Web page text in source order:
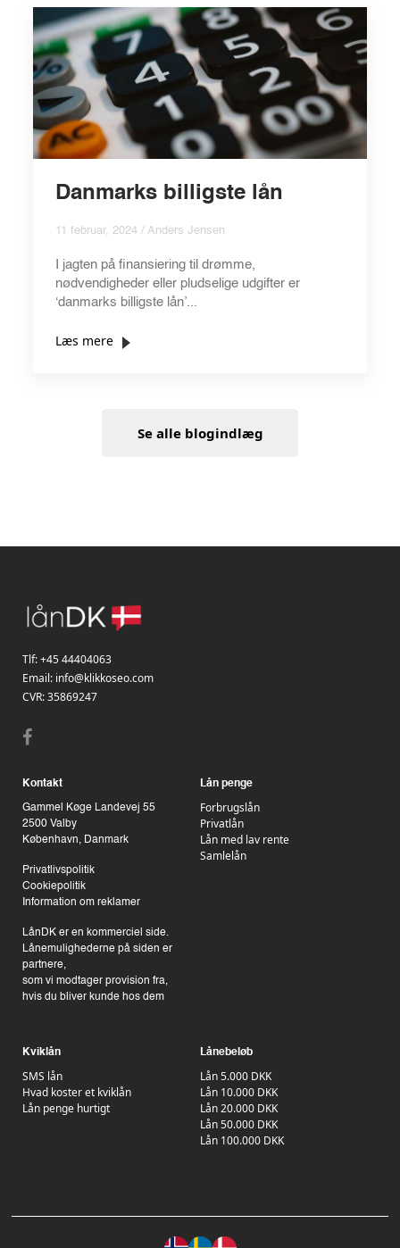
Danmarks billigste lån
11 februar, 2024 / Anders Jensen
I jagten på finansiering til drømme,
nødvendigheder eller pludselige udgifter er
‘danmarks billigste lån’...
Læs mere
Se alle blogindlæg
Tlf:+45 44404063
Email: info@klikkoseo.com
CVR: 35869247
Kontakt
Gammel Køge Landevej 55
2500 Valby
København, Danmark
Privatlivspolitik
Cookiepolitik
Information om reklamer
LånDK er en kommerciel side.
Lånemulighederne på siden er
partnere,
som vi modtager provision fra,
hvis du bliver kunde hos dem
Lån penge
Forbrugslån
Privatlån
Lån med lav rente
Samlelån
Kviklån
SMS lån
Hvad koster et kviklån
Lån penge hurtigt
Lånebeløb
Lån 5.000 DKK
Lån 10.000 DKK
Lån 20.000 DKK
Lån 50.000 DKK
Lån 100.000 DKK